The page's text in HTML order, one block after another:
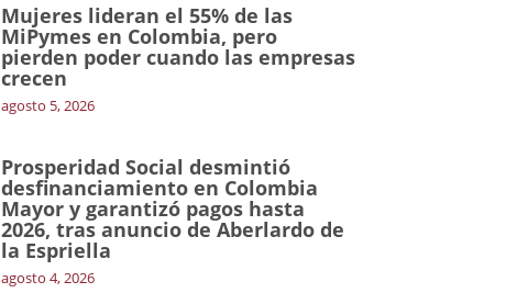
Mujeres lideran el 55% de las
MiPymes en Colombia, pero
pierden poder cuando las empresas
crecen
agosto 5, 2026
Prosperidad Social desmintió
desfinanciamiento en Colombia
Mayor y garantizó pagos hasta
2026, tras anuncio de Aberlardo de
la Espriella
agosto 4, 2026